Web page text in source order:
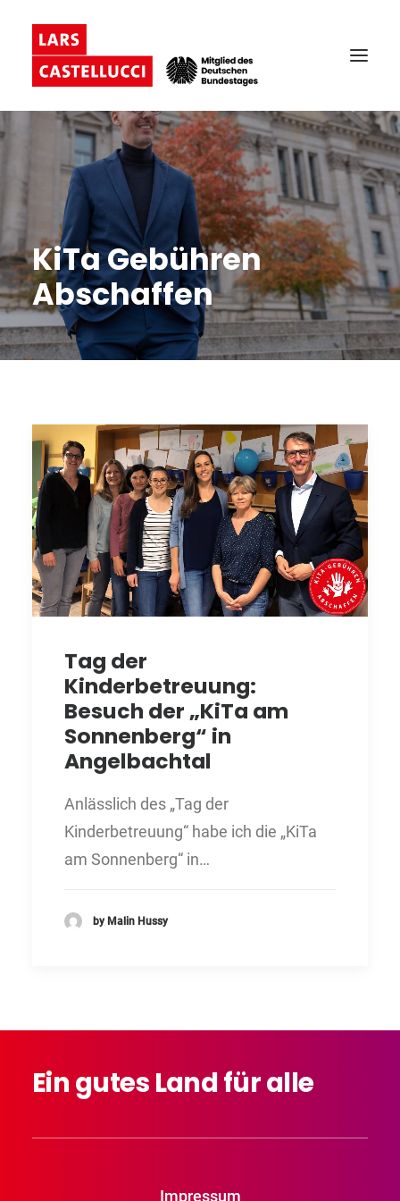
KiTa Gebühren
Abschaffen
Tag der
Kinderbetreuung:
Besuch der „KiTa am
Sonnenberg“ in
Angelbachtal
Anlässlich des „Tag der
Kinderbetreuung“ habe ich die „KiTa
am Sonnenberg“ in…
by Malin Hussy
EingutesLandfüralle
Impressum